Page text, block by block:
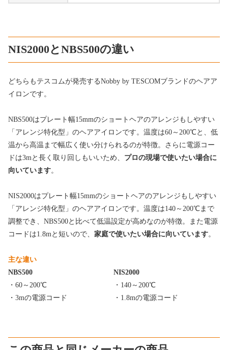
NIS2000とNBS500の違い
どちらもテスコムが発売するNobby by TESCOMブランドのヘアア
イロンです。
NBS500はプレート幅15mmのショートヘアのアレンジもしやすい
「アレンジ特化型」のヘアアイロンです。温度は60～200℃と、低
温から高温まで幅広く使い分けられるのが特徴。さらに電源コー
ドは3mと長く取り回しもいいため、 プロの現場で使いたい場合に
向いています。
NIS2000はプレート幅15mmのショートヘアのアレンジもしやすい
「アレンジ特化型」のヘアアイロンです。温度は140～200℃まで
調整でき、NBS500と比べて低温設定が高めなのが特徴。また電源
コードは1.8mと短いので、 家庭で使いたい場合に向いています。
主な違い
NBS500
NIS2000
・60～200℃
・3mの電源コード
・140～200℃
・1.8mの電源コード